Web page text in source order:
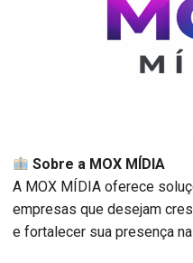
Sobre a MOX MÍDIA
A MOX MÍDIA oferece
empresas que desejam
e fortalecer sua presença